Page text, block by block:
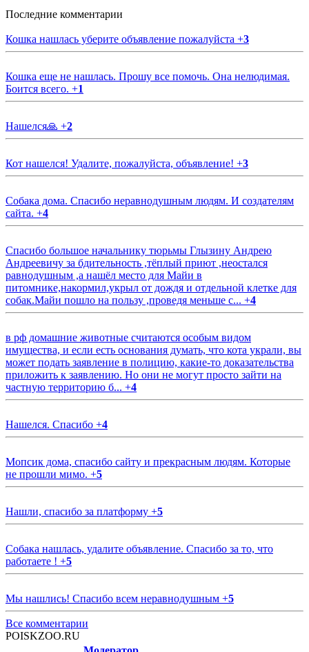
Последние комментарии
Кошка нашлась уберите объявление пожалуйста +3
Кошка еще не нашлась. Прошу все помочь. Она нелюдимая.
Боится всего. +1
Нашелся🙏 +2
Кот нашелся! Удалите, пожалуйста, объявление! +3
Собака дома. Спасибо неравнодушным людям. И создателям
сайта. +4
Спасибо большое начальнику тюрьмы Глызину Андрею
Андреевичу за бдительность ,тёплый приют ,неостался
равнодушным ,а нашёл место для Майи в
питомнике,накормил,укрыл от дождя и отдельной клетке для
собак.Майи пошло на пользу ,проведя меньше с... +4
в рф домашние животные считаются особым видом
имущества, и если есть основания думать, что кота украли, вы
может подать заявление в полицию, какие-то доказательства
приложить к заявлению. Но они не могут просто зайти на
частную территорию б... +4
Нашелся. Спасибо +4
Мопсик дома, спасибо сайту и прекрасным людям. Которые
не прошли мимо. +5
Нашли, спасибо за платформу +5
Собака нашлась, удалите объявление. Спасибо за то, что
работаете ! +5
Мы нашлись! Спасибо всем неравнодушным +5
Все комментарии
POISKZOO.RU